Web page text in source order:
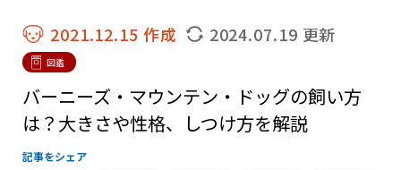
2021.12.15 作成 2024.07.19 更新
図鑑
バーニーズ・マウンテン・ドッグの飼い方
は？大きさや性格、しつけ方を解説
記事をシェア